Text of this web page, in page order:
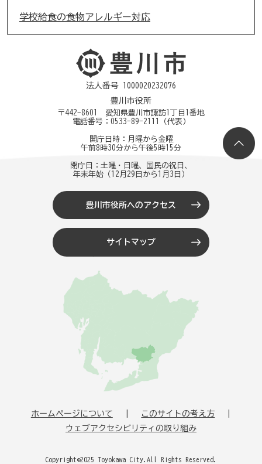
学校給食の食物アレルギー対応
法人番号 1000020232076
豊川市役所
〒442-8601 愛知県豊川市諏訪1丁目1番地
電話番号： 0533-89-2111 （代表）
開庁日時：月曜から金曜
午前8時30分から午後5時15分
閉庁日：土曜・日曜、国民の祝日、
年末年始（12月29日から1月3日）
豊川市役所へのアクセス
サイトマップ
ホームページについて
このサイトの考え方
ウェブアクセシビリティの取り組み
Copyright©2025 Toyokawa City.All Rights Reserved.